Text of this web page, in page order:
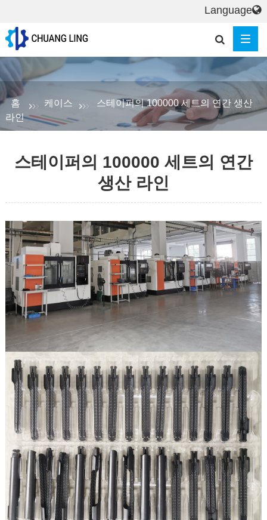
홈 케이스
스테이퍼의 100000 세트의 연간 생산
라인
스테이퍼의 100000 세트의 연간
생산 라인
Language